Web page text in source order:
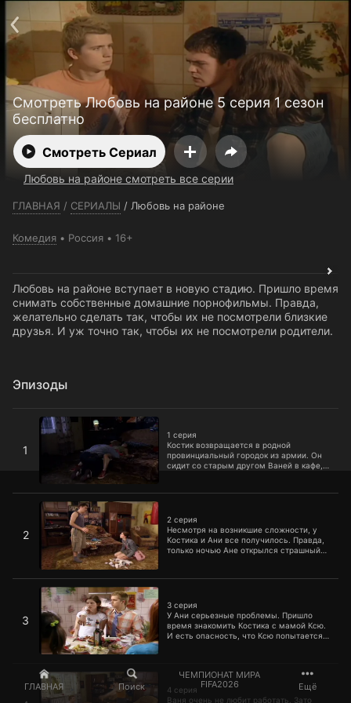
ГЛАВНАЯ Поиск
ЧЕМПИОНАТ МИРА
FIFA2026
Ещё
Смотреть Любовь на районе 5 серия 1 сезон
бесплатно
Смотреть Сериал
Любовь на районе смотреть все серии
ГЛАВНАЯ / СЕРИАЛЫ / Любовь на районе
Комедия Россия 16+
Любовь на районе вступает в новую стадию. Пришло время
снимать собственные домашние порнофильмы. Правда,
желательно сделать так, чтобы их не посмотрели близкие
друзья. И уж точно так, чтобы их не посмотрели родители.
Эпизоды
1
1 серия
Костик возвращается в родной
провинциальный городок из армии. Он
сидит со старым другом Ваней в кафе,
Как вдруг узнает, что у Вани есть
давно мечтает о сексе. Такой шанс
упускать нельзя.
1 серия
2
2 серия
Несмотря на возникшие сложности, у
Костика и Ани все получилось. Правда,
только ночью Ане открылся страшный
запастись книгами и журналами, так как
2 серия
3
3 серия
У Ани серьезные проблемы. Пришло
время знакомить Костика с мамой Ксю.
И есть опасность, что Ксю попытается
мамой отправляется Ваня. Не
догадываясь, что из той квартиры, в
которую он идет, мало кто выходил
3 серия
4 серия
Ваня очень не любит работать. Зато
4 серия
Телефон поддержки:+7 (727) 323 10 92
Пользовательское соглашение
Политика конфиденциальности
Открыть приложение
Ввести промокод